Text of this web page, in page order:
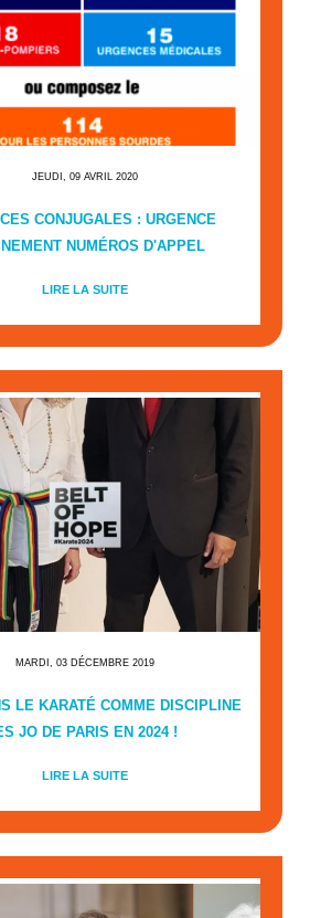
JEUDI, 09 AVRIL 2020
CONJUGALES : URGENCE
NUMÉROS D'APPEL
LIRE LA SUITE
MARDI, 03 DÉCEMBRE 2019
LE KARATÉ COMME DISCIPLINE
JO DE PARIS EN 2024 !
LIRE LA SUITE